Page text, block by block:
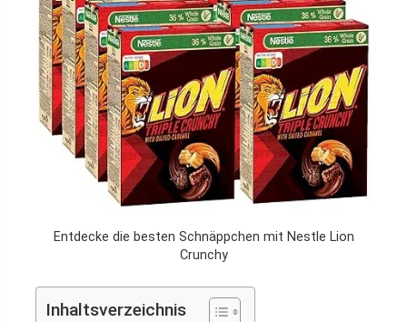
Entdecke die besten Schnäppchen mit Nestle Lion
Crunchy
Inhaltsverzeichnis